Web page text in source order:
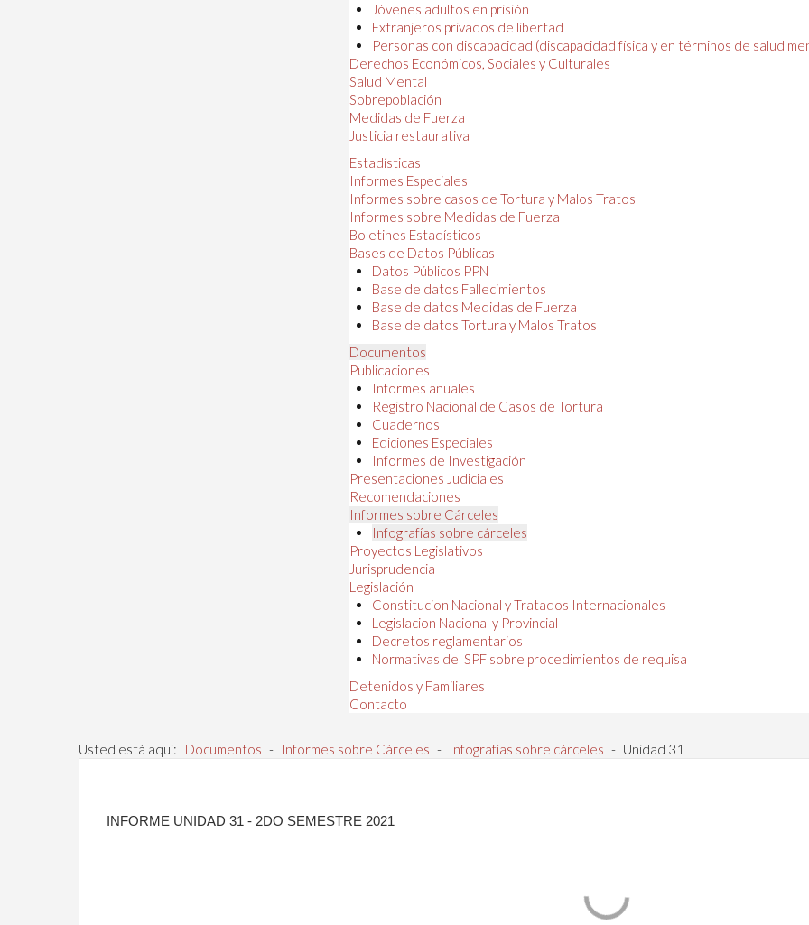
Jóvenes adultos en prisión
Extranjeros privados de libertad
Personas con discapacidad (discapacidad física y en términos de salud
Derechos Económicos, Sociales y Culturales
Salud Mental
Sobrepoblación
Medidas de Fuerza
Justicia restaurativa
Estadísticas
Informes Especiales
Informes sobre casos de Tortura y Malos Tratos
Informes sobre Medidas de Fuerza
Boletines Estadísticos
Bases de Datos Públicas
Datos Públicos PPN
Base de datos Fallecimientos
Base de datos Medidas de Fuerza
Base de datos Tortura y Malos Tratos
Documentos
Publicaciones
Informes anuales
Registro Nacional de Casos de Tortura
Cuadernos
Ediciones Especiales
Informes de Investigación
Presentaciones Judiciales
Recomendaciones
Informes sobre Cárceles
Infografías sobre cárceles
Proyectos Legislativos
Jurisprudencia
Legislación
Constitucion Nacional y Tratados Internacionales
Legislacion Nacional y Provincial
Decretos reglamentarios
Normativas del SPF sobre procedimientos de requisa
Detenidos y Familiares
Contacto
Usted está aquí: Documentos - Informes sobre Cárceles - Infografías sobre cárceles - Unidad 31
INFORME UNIDAD 31 - 2DO SEMESTRE 2021